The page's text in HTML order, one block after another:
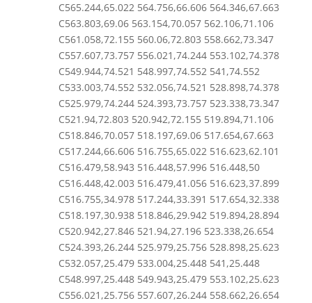
C565.244,65.022 564.756,66.606 564.346,67.663
C563.803,69.06 563.154,70.057 562.106,71.106
C561.058,72.155 560.06,72.803 558.662,73.347
C557.607,73.757 556.021,74.244 553.102,74.378
C549.944,74.521 548.997,74.552 541,74.552
C533.003,74.552 532.056,74.521 528.898,74.378
C525.979,74.244 524.393,73.757 523.338,73.347
C521.94,72.803 520.942,72.155 519.894,71.106
C518.846,70.057 518.197,69.06 517.654,67.663
C517.244,66.606 516.755,65.022 516.623,62.101
C516.479,58.943 516.448,57.996 516.448,50
C516.448,42.003 516.479,41.056 516.623,37.899
C516.755,34.978 517.244,33.391 517.654,32.338
C518.197,30.938 518.846,29.942 519.894,28.894
C520.942,27.846 521.94,27.196 523.338,26.654
C524.393,26.244 525.979,25.756 528.898,25.623
C532.057,25.479 533.004,25.448 541,25.448
C548.997,25.448 549.943,25.479 553.102,25.623
C556.021,25.756 557.607,26.244 558.662,26.654